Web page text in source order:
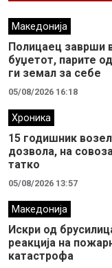
Македонија
Полицаец заврши
буџетот, парите
ги земал за себе
05/08/2026 16:18
Хроника
15 годишник
дозвола, на
татко
05/08/2026 13:57
Македонија
Искри од
реакција на
катастрофа